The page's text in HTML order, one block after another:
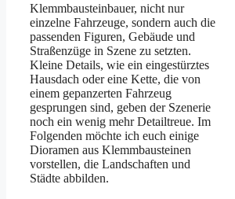
Klemmbausteinbauer, nicht nur
einzelne Fahrzeuge, sondern auch die
passenden Figuren, Gebäude und
Straßenzüge in Szene zu setzten.
Kleine Details, wie ein eingestürztes
Hausdach oder eine Kette, die von
einem gepanzerten Fahrzeug
gesprungen sind, geben der Szenerie
noch ein wenig mehr Detailtreue. Im
Folgenden möchte ich euch einige
Dioramen aus Klemmbausteinen
vorstellen, die Landschaften und
Städte abbilden.